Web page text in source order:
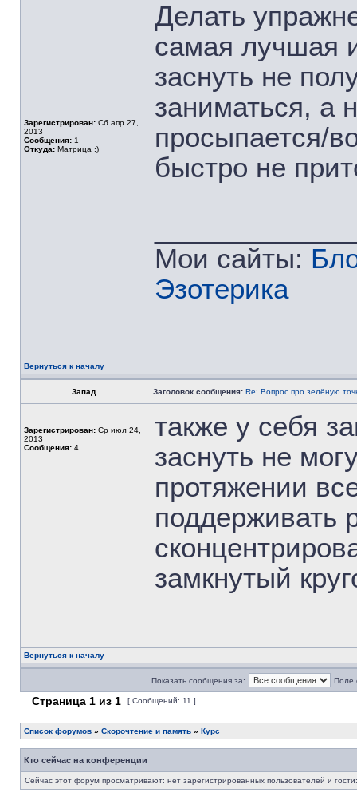
Зарегистрирован: Сб апр 27,
2013
Сообщения: 1
Откуда: Матрица :)
Делать
самая лучшая
заснуть не
заниматься, а
просыпается/
быстро не
Мои сайты:
Эзотерика
Вернуться к началу
Запад Заголовок сообщения: Re: Вопрос про зелёную
Зарегистрирован: Ср июл 24,
2013
Сообщения: 4
также у себя
заснуть не
протяжении
поддерживать
замкнутый
Вернуться к началу
Показать сообщения за: Поле
Страница 1 из 1 [ Сообщений: 11 ]
Список форумов » Скорочтение и память » Курс
Кто сейчас на конференции
Сейчас этот форум просматривают: нет зарегистрированных пользователей и